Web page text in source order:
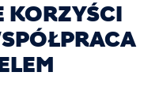
KORZYŚCI